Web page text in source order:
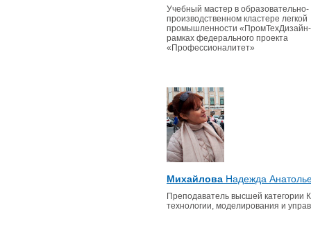
Учебный мастер в образовательно-
производственном кластере легкой
промышленности
рамках федерального проекта
«Профессионалитет»
Михайлова Надежда
Преподаватель высшей категории
технологии, моделирования и